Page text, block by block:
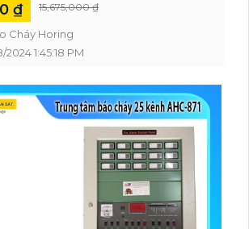
₫ 15,675,000 ₫
Cháy Horing
2024 1:45:18 PM